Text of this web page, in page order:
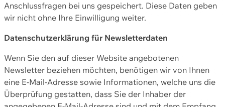
Anschlussfragen bei uns gespeichert. Diese Daten geben
wir nicht ohne Ihre Einwilligung weiter.
Datenschutzerklärung für Newsletterdaten
Wenn Sie den auf dieser Website angebotenen
Newsletter beziehen möchten, benötigen wir von Ihnen
eine E-Mail-Adresse sowie Informationen, welche uns die
Überprüfung gestatten, dass Sie der Inhaber der